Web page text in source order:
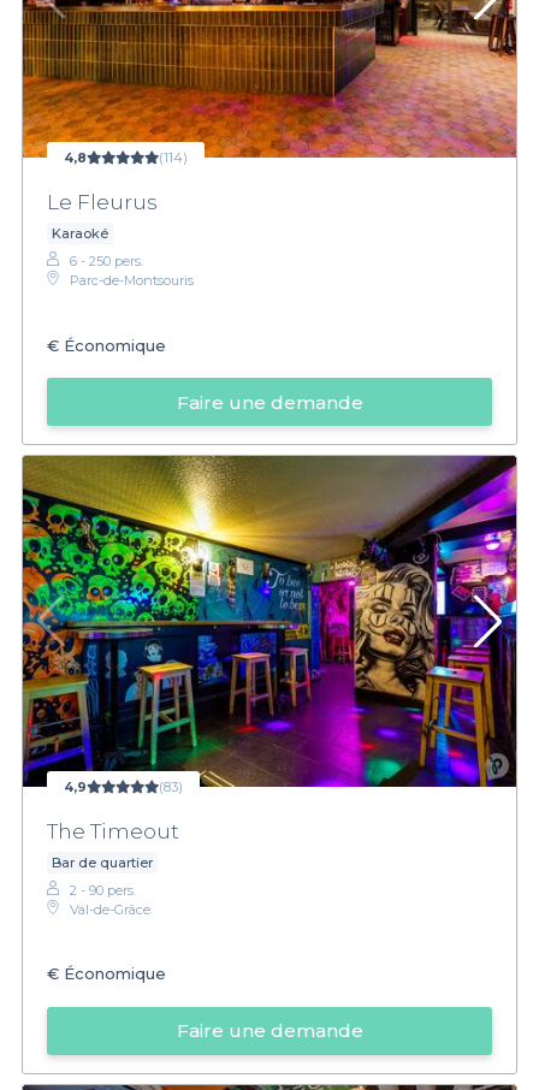
4,8 (114)
Le Fleurus
Karaoké
6 - 250 pers.
Parc-de-Montsouris
€ Économique
Faire une demande
4,9 (83)
The Timeout
Bar de quartier
2 - 90 pers.
Val-de-Grâce
€ Économique
Faire une demande